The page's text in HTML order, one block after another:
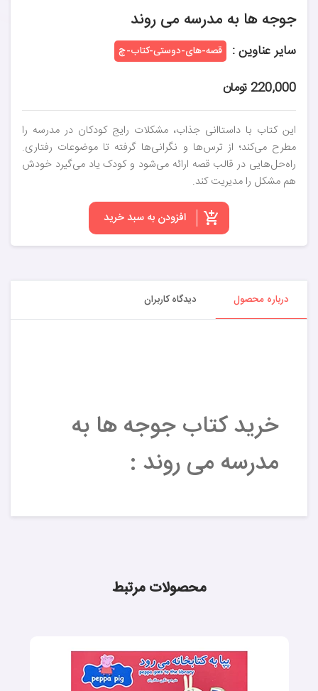
جوجه ها به مدرسه می روند
سایر عناوین : قصه-های-دوستی-کتاب-چ
220,000 تومان
این کتاب با داستاانی جذاب، مشکلات رایج کودکان در مدرسه را
مطرح می‌کند؛ از ترس‌ها و نگرانی‌ها گرفته تا موضوعات رفتاری.
راه‌حل‌هایی در قالب قصه ارائه می‌شود و کودک یاد می‌گیرد خودش
هم مشکل را مدیریت کند.
افزودن به سبد خرید
درباره محصول دیدگاه کاربران
خرید کتاب جوجه ها به
مدرسه می روند :
محصولات مرتبط